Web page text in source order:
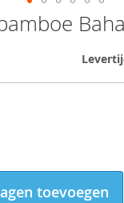
toevoegen